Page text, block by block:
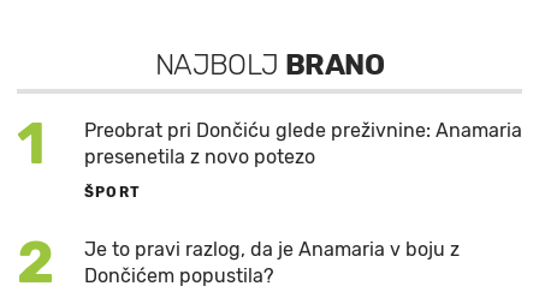
NAJBOLJ BRANO
1
Preobrat pri Dončiću glede preživnine: Anamaria
presenetila z novo potezo
ŠPORT
2
Je to pravi razlog, da je Anamaria v boju z
Dončićem popustila?